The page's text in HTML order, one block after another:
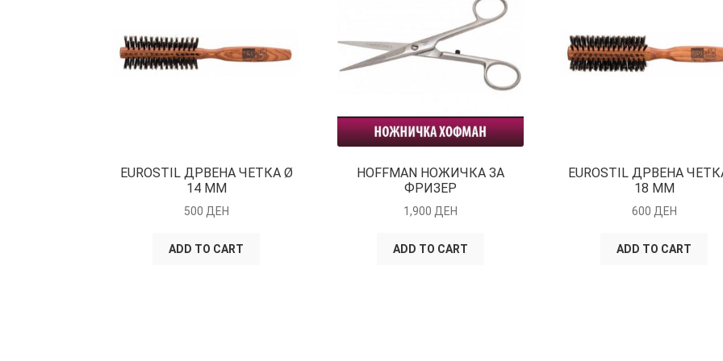
EUROSTIL ДРВЕНА ЧЕТКА Ø
14 ММ
500 ДЕН
ADD TO CART
HOFFMAN НОЖИЧКА ЗА
ФРИЗЕР
1,900 ДЕН
ADD TO CART
EUROSTIL ДРВЕНА
18 ММ
600 ДЕН
ADD TO CART